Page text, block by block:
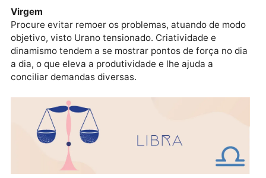
Vênus na área de relacionamentos por conta da
abertura emotiva que você tende a transmitir ao
entorno.